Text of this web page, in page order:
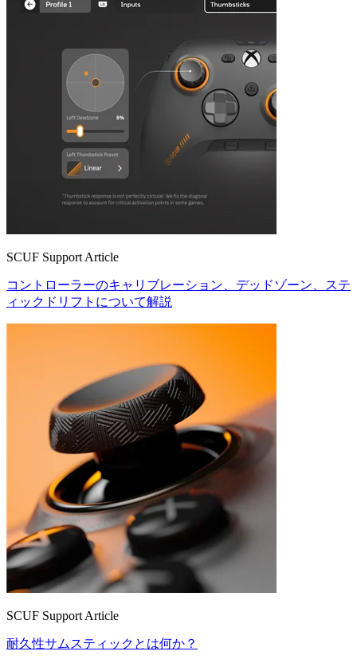
SCUF Support Article
コントローラーのキャリブレーション、デッドゾーン、ステ
ィックドリフトについて解説
SCUF Support Article
耐久性サムスティックとは何か？